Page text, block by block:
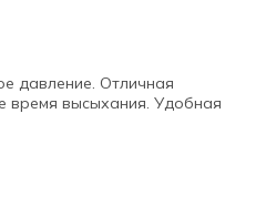
давление. Отличная
время высыхания. Удобная